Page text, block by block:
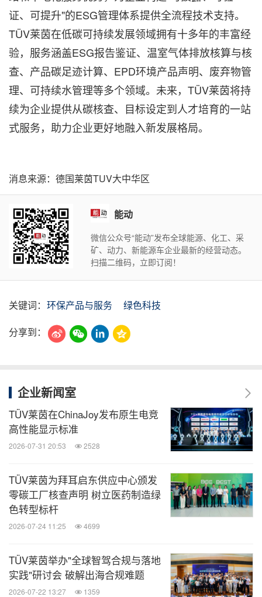
证、可提升"的ESG管理体系提供全流程技术支持。
TÜV莱茵在低碳可持续发展领域拥有十多年的丰富经
验，服务涵盖ESG报告鉴证、温室气体排放核算与核
查、产品碳足迹计算、EPD环境产品声明、废弃物管
理、可持续水管理等多个领域。未来，TÜV莱茵将持
续为企业提供从碳核查、目标设定到人才培育的一站
式服务，助力企业更好地融入新发展格局。
消息来源：德国莱茵TUV大中华区
能动
微信公众号“能动”发布全球能源、化工、采
矿、动力、新能源车企业最新的经营动态。
扫描二维码，立即订阅！
关键词： 环保产品与服务
绿色科技
分享到：
企业新闻室
TÜV莱茵在ChinaJoy发布原生电竞
高性能显示标准
2026-07-31 20:53 2528
TÜV莱茵为拜耳启东供应中心颁发
零碳工厂核查声明 树立医药制造绿
色转型标杆
2026-07-24 11:25 4699
TÜV莱茵举办"全球智驾合规与落地
实践"研讨会 破解出海合规难题
2026-07-22 13:27 1359